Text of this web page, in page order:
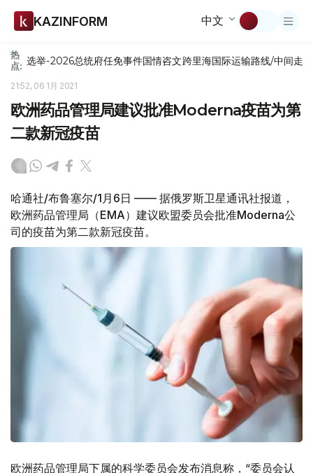
KAZINFORM 中文
热
点: 选举-2026总统府任免事件国情咨文跨里海国际运输路线/中间走廊
21:52, 06 1月 2021
欧洲药品管理局建议批准Moderna疫苗为第
二款新冠疫苗
哈通社/布鲁塞尔/1月6日 —— 据俄罗斯卫星通讯社报道，
欧洲药品管理局（EMA）建议欧盟委员会批准Moderna公
司的疫苗为第二款新冠疫苗。
欧洲药品管理局下属的科学委员会发布消息称，“委员会认